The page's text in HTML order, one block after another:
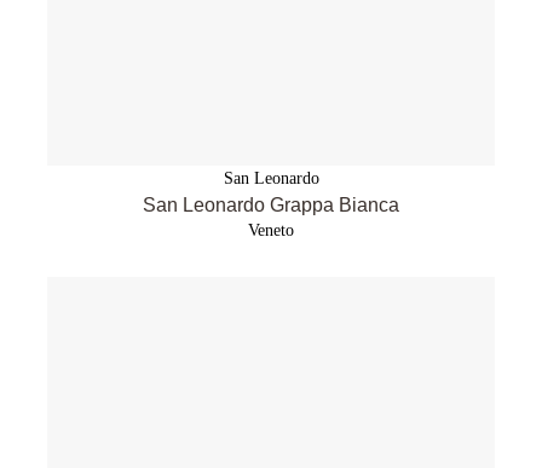
San Leonardo
San Leonardo Grappa Bianca
Veneto